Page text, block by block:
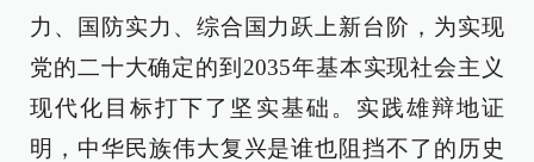
力、国防实力、综合国力跃上新台阶，为实现
党的二十大确定的到2035年基本实现社会主义
现代化目标打下了坚实基础。实践雄辩地证
明，中华民族伟大复兴是谁也阻挡不了的历史